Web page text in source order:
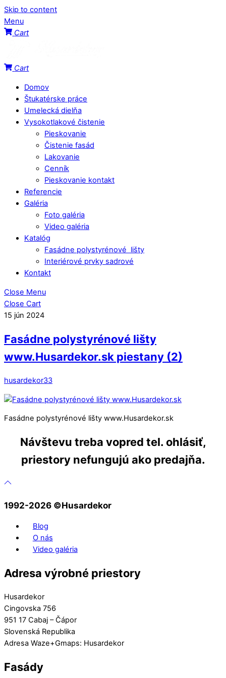
Skip to content
Menu
Cart
Cart
Domov
Štukatérske práce
Umelecká dielňa
Vysokotlakové čistenie
Pieskovanie
Čistenie fasád
Lakovanie
Cenník
Pieskovanie kontakt
Referencie
Galéria
Foto galéria
Video galéria
Katalóg
Fasádne polystyrénové lišty
Interiérové prvky sadrové
Kontakt
Close Menu
Close Cart
15 jún 2024
Fasádne polystyrénové lišty
www.Husardekor.sk piestany (2)
husardekor33
Fasádne polystyrénové lišty www.Husardekor.sk
Návštevu treba vopred tel. ohlásiť,
priestory nefungujú ako predajňa.
1992-2026 ©️Husardekor
Blog
O nás
Video galéria
Adresa výrobné priestory
Husardekor
Cingovska 756
951 17 Cabaj – Čápor
Slovenská Republika
Adresa Waze+Gmaps: Husardekor
Fasády